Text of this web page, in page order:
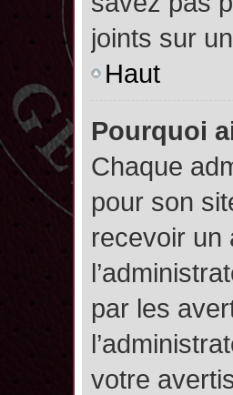
joints sur
Haut
Pourquoi
Chaque
pour son
recevoir un
par les
votre